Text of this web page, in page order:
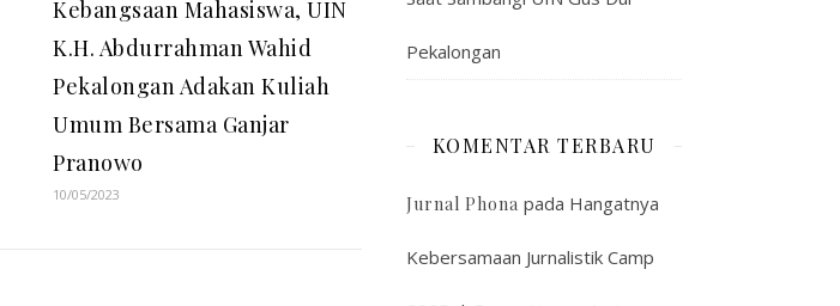
Kebangsaan Mahasiswa, UIN
K.H. Abdurrahman Wahid
Pekalongan Adakan Kuliah
Umum Bersama Ganjar
Pranowo
10/05/2023
Pekalongan
KOMENTAR TERBARU
Jurnal Phona pada Hangatnya
Kebersamaan Jurnalistik Camp